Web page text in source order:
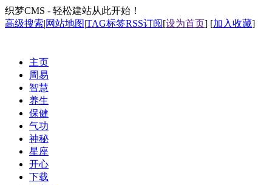
织梦CMS - 轻松建站从此开始！
高级搜索|网站地图|TAG标签RSS订阅[设为首页] [加入收藏]
主页
周易
智慧
养生
保健
气功
神秘
星座
开心
下载